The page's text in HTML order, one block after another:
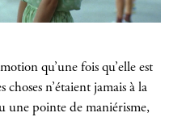
qu’une fois qu’elle est
choses n’étaient jamais à la
une pointe de maniérisme,